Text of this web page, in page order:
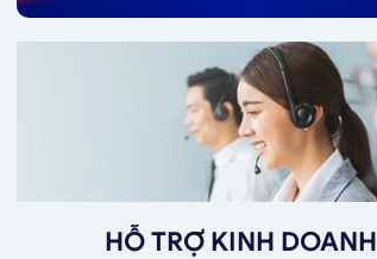
HỖ TRỢ KINH DOANH